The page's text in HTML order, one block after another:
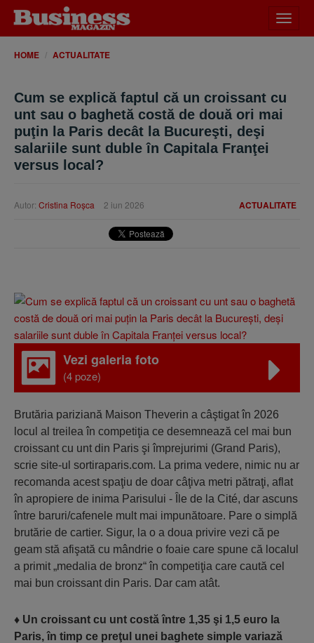
meniu
HOME ACTUALITATE
Cum se explică faptul că un croissant cu
unt sau o baghetă costă de două ori mai
puţin la Paris decât la Bucureşti, deşi
salariile sunt duble în Capitala Franţei
versus local?
ACTUALITATE
Autor: Cristina Roşca 2 iun 2026
Vezi galeria foto
(4 poze)
Brutăria pariziană Maison Theverin a câştigat în 2026
locul al treilea în competiţia ce desemnează cel mai bun
croissant cu unt din Paris şi împre­jurimi (Grand Paris),
scrie site-ul sortiraparis.com. La prima vedere, nimic nu ar
recomanda acest spaţiu de doar câţiva metri pătraţi, aflat
în apro­piere de inima Parisului - Île de la Cité, dar ascuns
între baruri/cafenele mult mai impunătoare. Pare o simplă
brutărie de cartier. Sigur, la o a doua privire vezi că pe
geam stă afişată cu mândrie o foaie care spune că localul
a primit „medalia de bronz“ în competiţia care caută cel
mai bun croissant din Paris. Dar cam atât.
♦ Un croissant cu unt costă între 1,35 şi 1,5 euro la
Paris, în timp ce preţul unei baghete simple variază